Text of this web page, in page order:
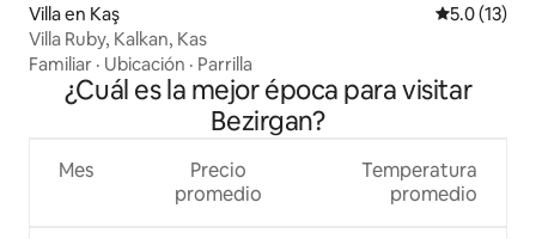
Villa en Kaş Calificación
5.0 (13)
Villa Ruby, Kalkan, Kas
Familiar · Ubicación · Parrilla
¿Cuál es la mejor época para visitar
Bezirgan?
Mes
Precio
promedio
Temperatura
promedio